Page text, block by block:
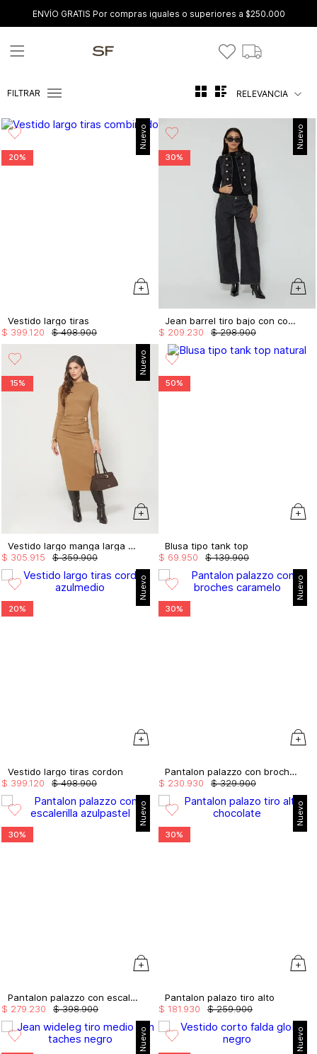
ENVÍO GRATIS Por compras iguales o superiores a $250.000
FILTRAR RELEVANCIA
Nuevo
20%
Vestido largo tiras
$ 498.900
$ 399120
Nuevo
30%
Jean barrel tiro bajo con cortes
$ 298.900
$ 209 230
Nuevo
15%
Vestido largo manga larga con drapeado
$ 359.900
$ 305.915
50%
Blusa tipo tank top
$ 139.900
$ 69.950
Nuevo
20%
Vestido largo tiras cordon
$ 498.900
$ 399120
Nuevo
30%
Pantalon palazzo con broches
$ 329.900
$ 230 930
Nuevo
30%
Pantalon palazzo con escalerilla
$ 398.900
$ 279 230
Nuevo
30%
Pantalon palazo tiro alto
$ 259.900
$ 181 930
Nuevo Nuevo